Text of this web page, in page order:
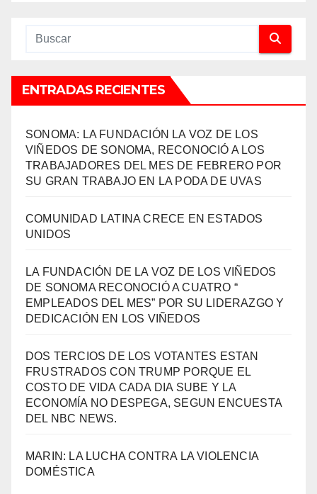
ENTRADAS RECIENTES
SONOMA: LA FUNDACIÓN LA VOZ DE LOS
VIÑEDOS DE SONOMA, RECONOCIÓ A LOS
TRABAJADORES DEL MES DE FEBRERO POR
SU GRAN TRABAJO EN LA PODA DE UVAS
COMUNIDAD LATINA CRECE EN ESTADOS
UNIDOS
LA FUNDACIÓN DE LA VOZ DE LOS VIÑEDOS
DE SONOMA RECONOCIÓ A CUATRO “
EMPLEADOS DEL MES” POR SU LIDERAZGO Y
DEDICACIÓN EN LOS VIÑEDOS
DOS TERCIOS DE LOS VOTANTES ESTAN
FRUSTRADOS CON TRUMP PORQUE EL
COSTO DE VIDA CADA DIA SUBE Y LA
ECONOMÍA NO DESPEGA, SEGUN ENCUESTA
DEL NBC NEWS.
MARIN: LA LUCHA CONTRA LA VIOLENCIA
DOMÉSTICA